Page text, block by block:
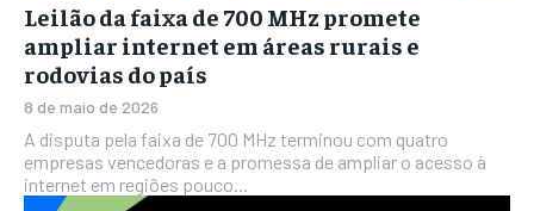
Leilão da faixa de 700 MHz promete
ampliar internet em áreas rurais e
rodovias do país
8 de maio de 2026
A disputa pela faixa de 700 MHz terminou com quatro
empresas vencedoras e a promessa de ampliar o acesso à
internet em regiões pouco...